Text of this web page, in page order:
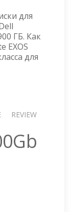
для
ГБ. Как
EXOS
для
REVIEW